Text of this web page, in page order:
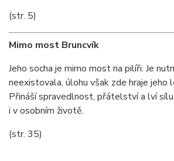
(str. 5)
Mimo most Bruncvík
Jeho socha je mimo most na pilíři. Je
neexistovala, úlohu však zde hraje jeho
Přináší spravedlnost, přátelství a lví
i v osobním životě.
(str. 35)